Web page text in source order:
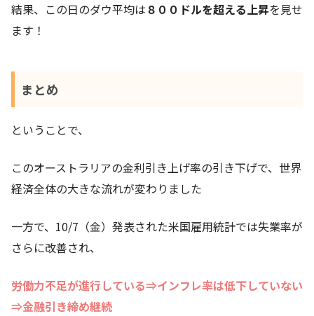
結果、この日のダウ平均は ８００ドルを超える上昇を見せ
ます！
まとめ
ということで、
このオーストラリアの金利引き上げ率の引き下げで、世界
経済全体の大きな流れが変わりました
一方で、10/7（金）発表された米国雇用統計では失業率が
さらに改善され、
労働力不足が進行している⇒インフレ率は低下していない
⇒金融引き締め継続